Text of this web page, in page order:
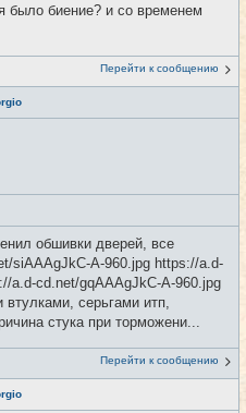
было биение? и со временем
Перейти к сообщению
обшивки дверей, все
siAAAgJkC-A-960.jpg https://a.d-
a.d-cd.net/gqAAAgJkC-A-960.jpg
серьгами итп,
стука при торможени...
Перейти к сообщению